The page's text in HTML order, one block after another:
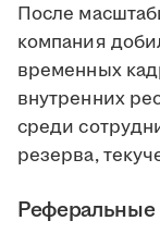
После
компания
временных
внутренних
среди
резерва,